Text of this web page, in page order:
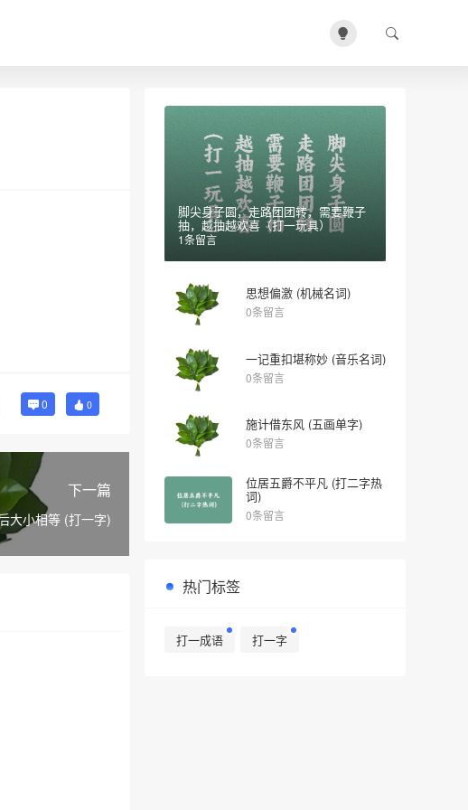
0 0
下一篇
大小相等 (打一字)
脚尖身子圆，走路团团转，需要鞭子
抽，越抽越欢喜（打一玩具）
1条留言
思想偏激 (机械名词)
0条留言
一记重扣堪称妙 (音乐名词)
0条留言
施计借东风 (五画单字)
0条留言
位居五爵不平凡 (打二字热
词)
0条留言
热门标签
打一成语 打一字